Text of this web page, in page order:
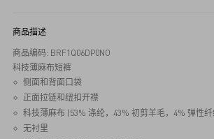
商品描述
商品编码: BRF1Q06DP0NO
科技薄麻布短裤
侧面和背面口袋
正面拉链和纽扣开襟
科技薄麻布 (53% 涤纶，43% 初剪羊毛，4% 弹性纤
无衬里